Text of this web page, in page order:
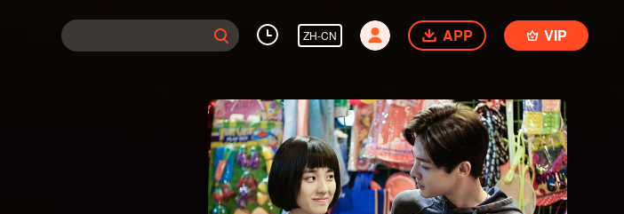
ZH-CN APP VIP